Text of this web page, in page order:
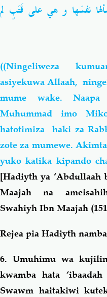
نفسَها و هي على قَتَبٍ لم
((Ningeliweza
asiyekuwa Allaah,
mume wake.
Muhummad imo
hatotimiza haki za
zote za mumewe.
yuko katika kipando
[Hadiyth ya
Maajah na
Swahiyh Ibn Maajah
Rejea pia Hadiyth namba
6.Umuhimu wa
kwamba hata
Swawm haitakiwi